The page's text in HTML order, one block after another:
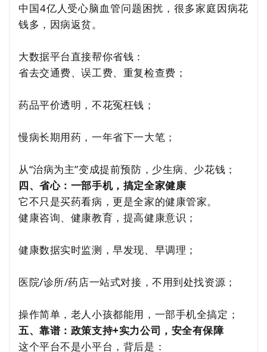
中国4亿人受心脑血管问题困扰，很多家庭因病花
钱多，因病返贫。
大数据平台直接帮你省钱：
省去交通费、误工费、重复检查费；
药品平价透明，不花冤枉钱；
慢病长期用药，一年省下一大笔；
从“治病为主”变成提前预防，少生病、少花钱；
四、省心：一部手机，搞定全家健康
它不只是买药看病，更是全家的健康管家。
健康咨询、健康教育，提高健康意识；
健康数据实时监测，早发现、早调理；
医院/诊所/药店一站式对接，不用到处找资源；
操作简单，老人小孩都能用，一部手机全搞定；
五、靠谱：政策支持+实力公司，安全有保障
这个平台不是小平台，背后是：